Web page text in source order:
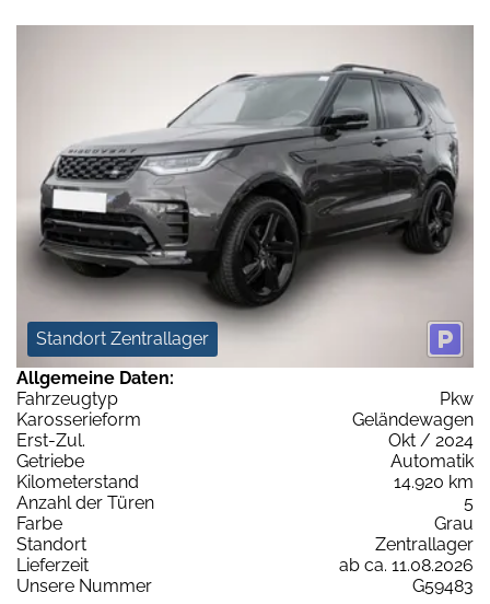
Standort Zentrallager
Allgemeine Daten:
Fahrzeugtyp
Pkw
Karosserieform
Geländewagen
Erst-Zul.
Okt / 2024
Getriebe
Automatik
Kilometerstand
14.920 km
Anzahl der Türen
5
Farbe
Grau
Standort
Zentrallager
Lieferzeit
ab ca. 11.08.2026
Unsere Nummer
G59483